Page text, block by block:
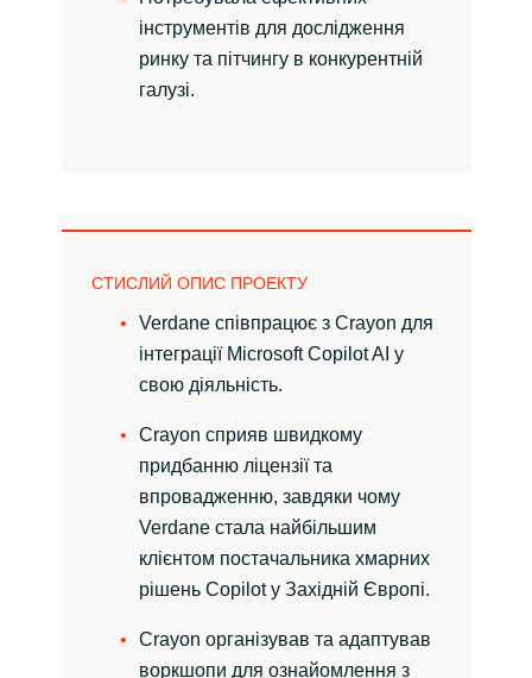
Spain
Sri Lanka
Sweden
Switzerland
Ukraine
інструментів для дослідження
ринку та пітчингу в конкурентній
галузі.
СТИСЛИЙ ОПИС ПРОЕКТУ
Verdane співпрацює з Crayon для
інтеграції Microsoft Copilot AI у
свою діяльність.
Crayon сприяв швидкому
придбанню ліцензії та
впровадженню, завдяки чому
Verdane стала найбільшим
клієнтом постачальника хмарних
рішень Copilot у Західній Європі.
Crayon організував та адаптував
воркшопи для ознайомлення з